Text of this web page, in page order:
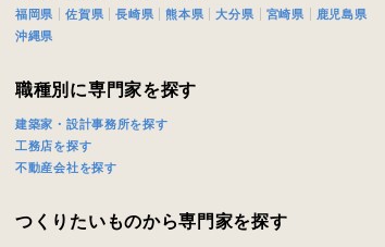
福岡県
佐賀県 長崎県 熊本県 大分県 宮崎県
鹿児島県
沖縄県
職種別に専門家を探す
建築家・設計事務所を探す
工務店を探す
不動産会社を探す
つくりたいものから専門家を探す